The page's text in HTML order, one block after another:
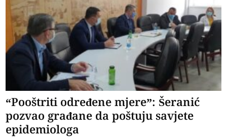
“Pooštriti određene mjere”: Šeranić
pozvao građane da poštuju savjete
epidemiologa